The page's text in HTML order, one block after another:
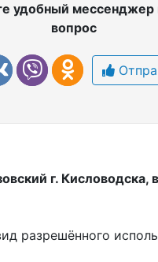
удобный мессенджер
вопрос
г. Киcлoвoдскa,
pазpeшённoго